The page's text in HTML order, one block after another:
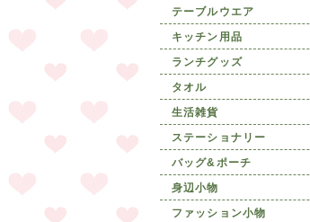
テーブルウエア
キッチン用品
ランチグッズ
タオル
生活雑貨
ステーショナリー
バッグ&ポーチ
身辺小物
ファッション小物